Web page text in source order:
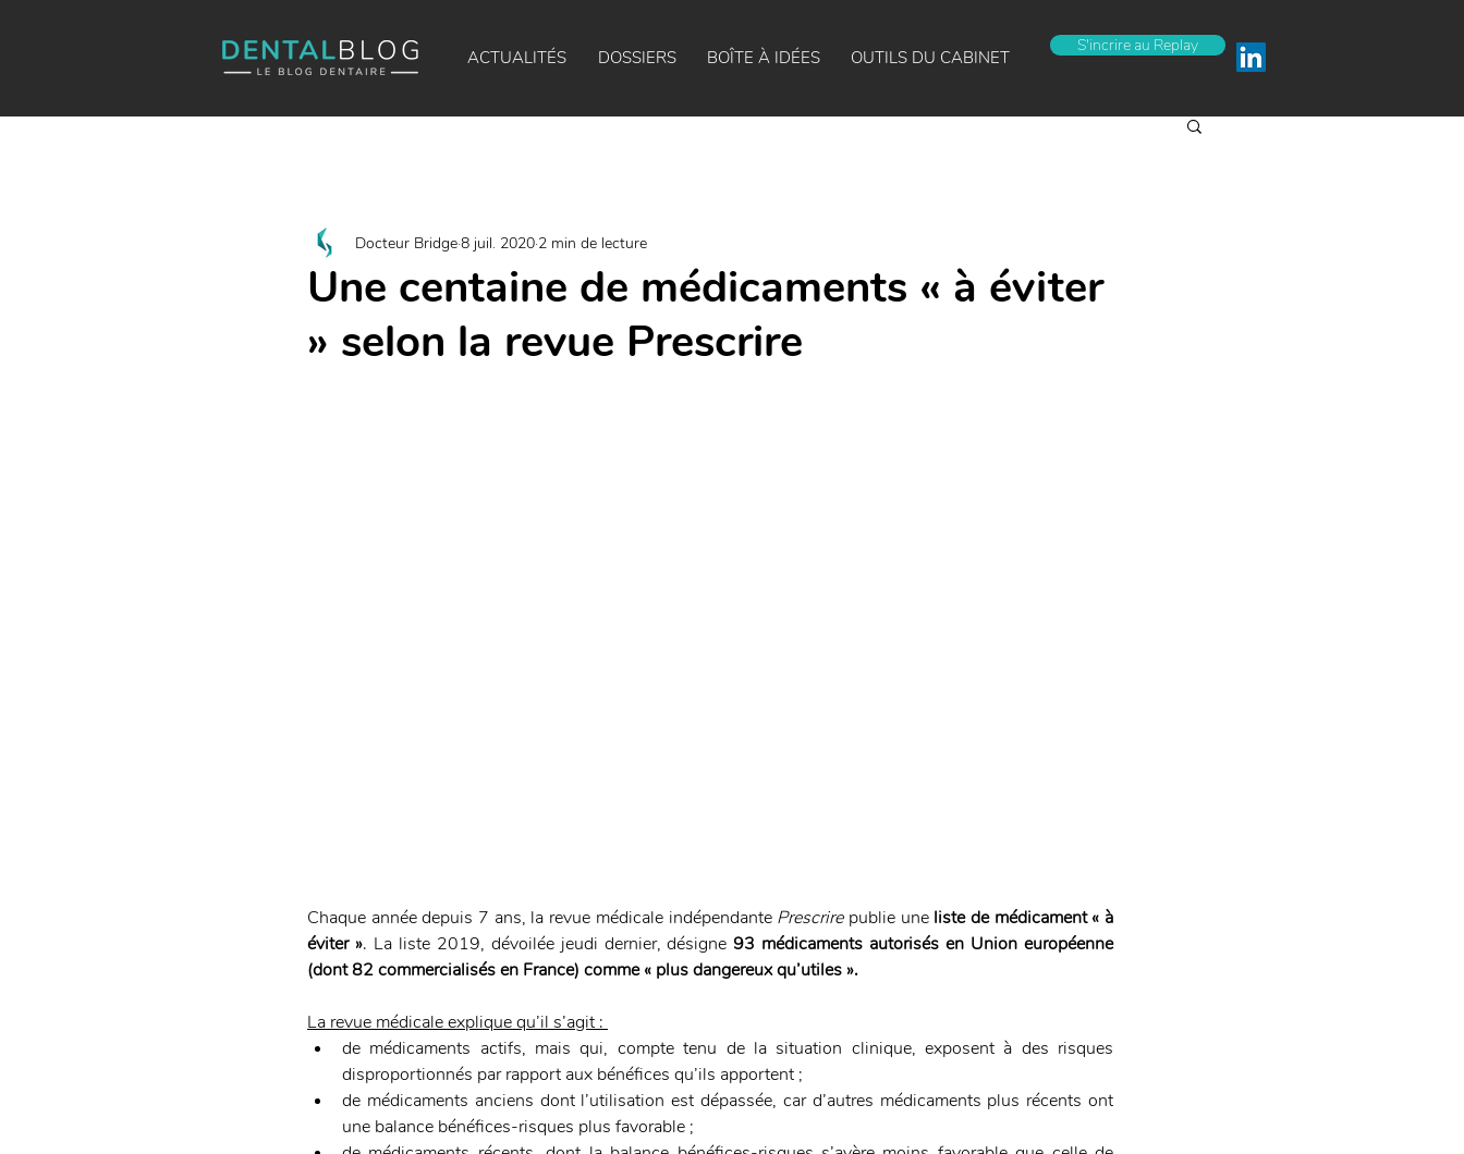
ACTUALITÉS DOSSIERS BOÎTE À IDÉES OUTILS DU CABINET
S'incrire au Replay
Une centaine de médicaments « à éviter
» selon la revue Prescrire
Docteur Bridge8 juil. 2020 2 min de lecture
Chaque année depuis 7 ans, la revue médicale indépendante Prescrire publie une liste de médicament « à
éviter ». La liste 2019, dévoilée jeudi dernier, désigne 93 médicaments autorisés en Union européenne
(dont 82 commercialisés en France) comme « plus dangereux qu’utiles ».
La revue médicale explique qu’il s’agit :
de médicaments actifs, mais qui, compte tenu de la situation clinique, exposent à des risques
disproportionnés par rapport aux bénéfices qu’ils apportent ;
de médicaments anciens dont l’utilisation est dépassée, car d’autres médicaments plus récents ont
une balance bénéfices-risques plus favorable ;